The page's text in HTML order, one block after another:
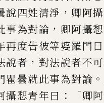
說四姓清淨 ， 卿阿
事為對論 ， 卿阿攝
再度告彼等婆羅門曰
說者 ， 對法說者不
瞿曇就此事為對論
攝惒青年曰 ：「卿